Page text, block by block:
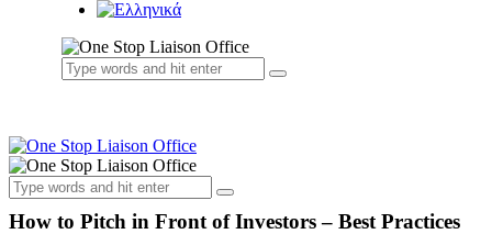
How to Pitch in Front of Investors – Best Practices